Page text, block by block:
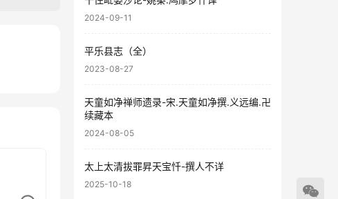
2024-09-11
平乐县志（全）
2023-08-27
天童如净禅师遗录-宋.天童如净撰.义远编.卍
续藏本
2024-08-05
太上太清拔罪昇天宝忏-撰人不详
2025-10-18